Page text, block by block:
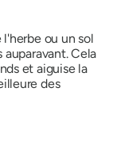
l'herbe ou un sol
Cela
et aiguise la
des